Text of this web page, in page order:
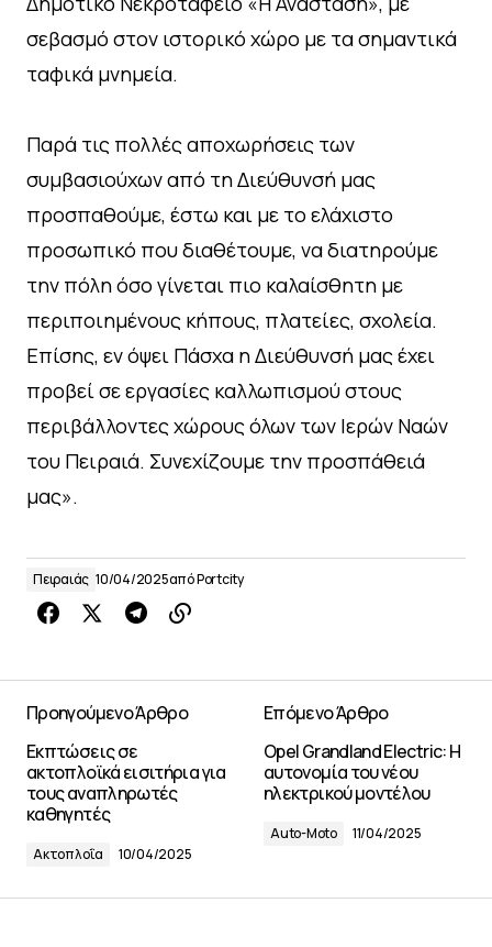
σεβασμό στον ιστορικό χώρο με τα σημαντικά
ταφικά μνημεία.
Παρά τις πολλές αποχωρήσεις των
συμβασιούχων από τη Διεύθυνσή μας
προσπαθούμε, έστω και με το ελάχιστο
προσωπικό που διαθέτουμε, να διατηρούμε
την πόλη όσο γίνεται πιο καλαίσθητη με
περιποιημένους κήπους, πλατείες, σχολεία.
Επίσης, εν όψει Πάσχα η Διεύθυνσή μας έχει
προβεί σε εργασίες καλλωπισμού στους
περιβάλλοντες χώρους όλων των Ιερών Ναών
του Πειραιά. Συνεχίζουμε την προσπάθειά
μας».
Πειραιάς 10/04/2025απόPortcity
Προηγούμενο Άρθρο
Εκπτώσεις σε
ακτοπλοϊκά εισιτήρια για
τους αναπληρωτές
καθηγητές
Ακτοπλοΐα 10/04/2025
Επόμενο Άρθρο
Opel Grandland Electric: Η
αυτονομία του νέου
ηλεκτρικού μοντέλου
Auto-Moto 11/04/2025